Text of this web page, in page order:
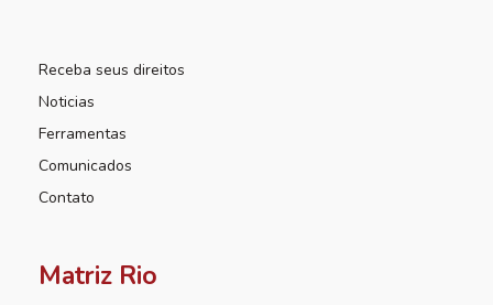
Receba seus direitos
Noticias
Ferramentas
Comunicados
Contato
Matriz Rio